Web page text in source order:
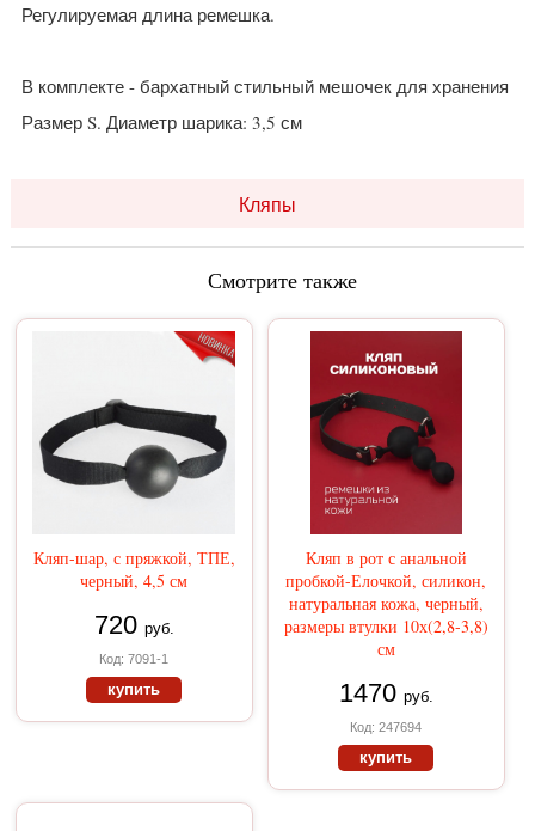
Регулируемая длина ремешка.
В комплекте - бархатный стильный мешочек для хранения
Размер S. Диаметр шарика: 3,5 см
Кляпы
Смотрите также
Кляп-шар, с пряжкой, ТПЕ,
черный, 4,5 см
720 руб.
Код: 7091-1
купить
Кляп в рот с анальной
пробкой-Елочкой, силикон,
натуральная кожа, черный,
размеры втулки 10х(2,8-3,8)
см
1470 руб.
Код: 247694
купить